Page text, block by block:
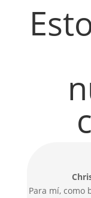
Para mí, como